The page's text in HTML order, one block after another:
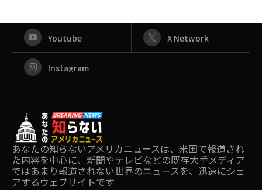
Youtube X Network
Instagram
あなたの知らないアメリカニュースは、米国で報道され
た内容を中心に、新聞やテレビなどの既存大手メディア
ではあまり報道されない世界のニュースを、迅速にシェ
アするウェブサイトです